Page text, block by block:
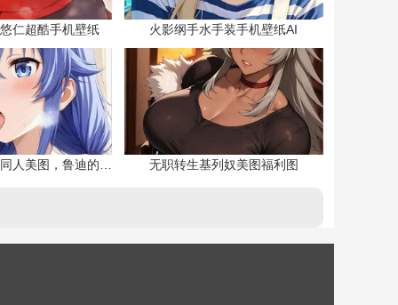
仁超酷手机壁纸 火影纲手水手装手机壁纸AI
无职转生洛琪希同人美图，鲁迪的二老婆 无职转生基列奴美图福利图